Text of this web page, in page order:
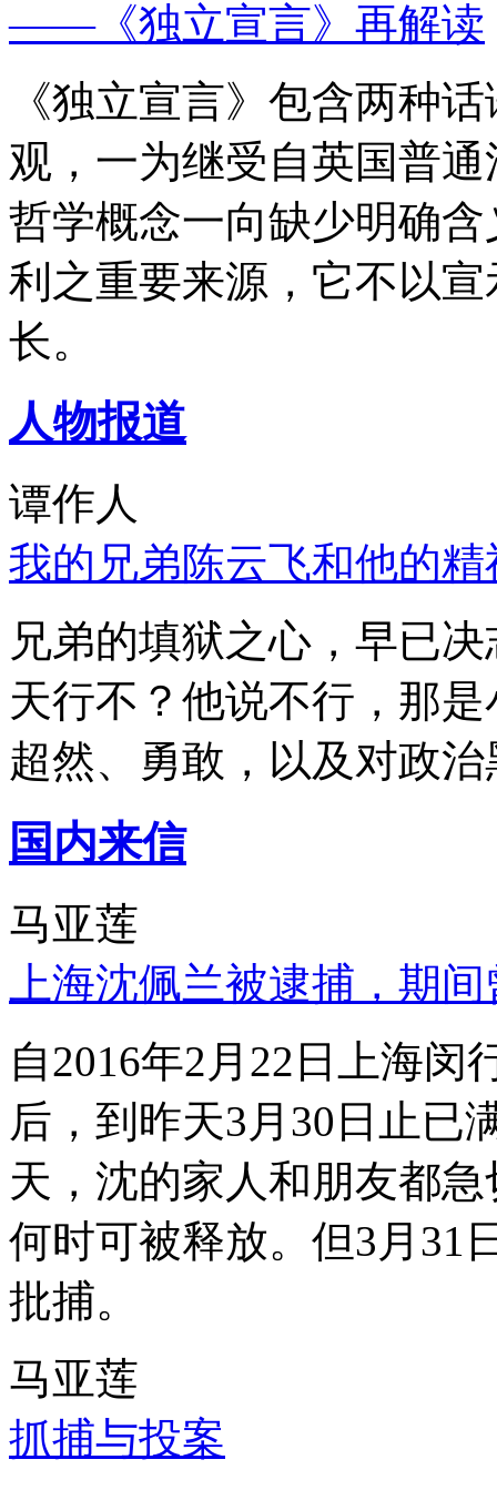
——《独立宣言》再解读
《独立宣言》包含两种
观，一为继受自英国普
哲学概念一向缺少明确
利之重要来源，它不以
长。
人物报道
谭作人
我的兄弟陈云飞和他的
兄弟的填狱之心，早已
天行不？他说不行，那
超然、勇敢，以及对政
国内来信
马亚莲
上海沈佩兰被逮捕，期
自2016年2月22日上海
后，到昨天3月30日止已
天，沈的家人和朋友都
何时可被释放。但3月31
批捕。
马亚莲
抓捕与投案